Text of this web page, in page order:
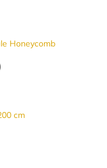
Honeycomb
cm